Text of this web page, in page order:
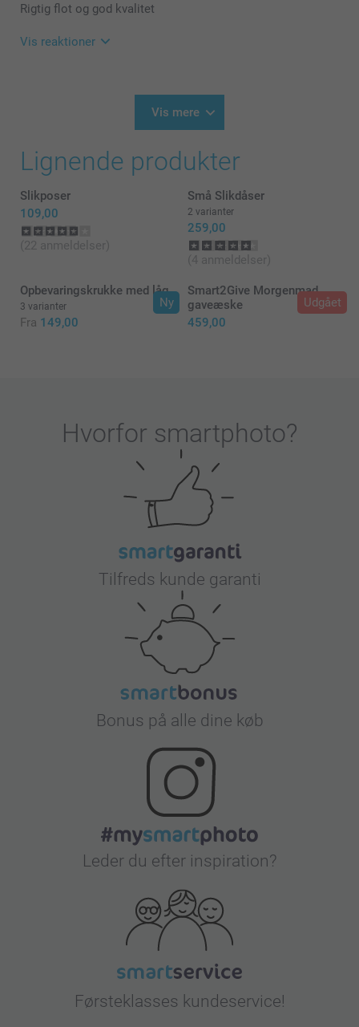
anmeldelse af vores kagedåse.
Det er en sjov måde at gøre produktet mere
personlig på og få brugt dine yndlingsbilleder.
Zeinab @smartphoto
Rigtig flot og god kvalitet
Vis reaktioner
Det er en sjov måde at gøre produkterne mere
Tusind tak fordi du valgt at bestille med os.
Venlig hilsen
Vis mere
Lignende produkter
Slikposer
109,00
(22 anmeldelser)
Små Slikdåser
2 varianter
259,00
(4 anmeldelser)
Ny
Opbevaringskrukke med låg
3 varianter
Fra 149,00
Udgået
Smart2Give Morgenmad
gaveæske
459,00
Hvorfor smartphoto?
Tilfreds kunde garanti
Bonus på alle dine køb
Leder du efter inspiration?
Førsteklasses kundeservice!